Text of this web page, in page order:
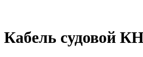
Кабель судовой